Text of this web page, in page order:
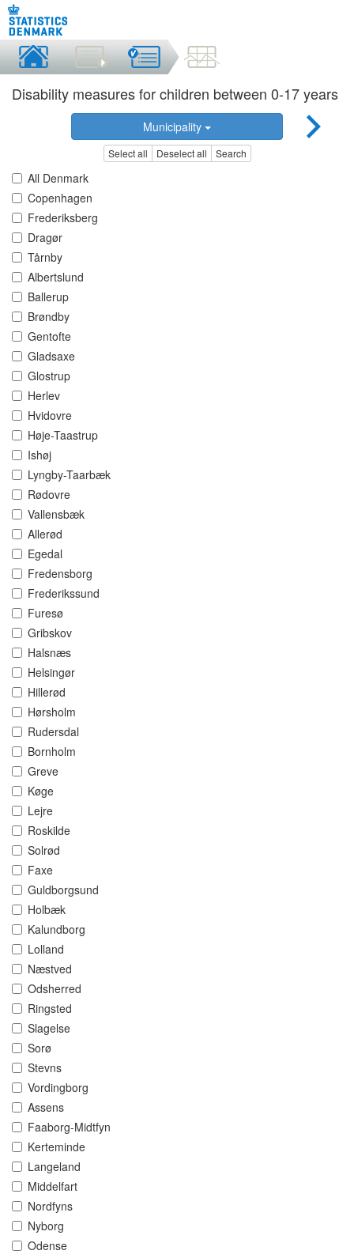
Disability measures for children between 0-17 years
Municipality
Select all Deselect all Search
All Denmark
Copenhagen
Frederiksberg
Dragør
Tårnby
Albertslund
Ballerup
Brøndby
Gentofte
Gladsaxe
Glostrup
Herlev
Hvidovre
Høje-Taastrup
Ishøj
Lyngby-Taarbæk
Rødovre
Vallensbæk
Allerød
Egedal
Fredensborg
Frederikssund
Furesø
Gribskov
Halsnæs
Helsingør
Hillerød
Hørsholm
Rudersdal
Bornholm
Greve
Køge
Lejre
Roskilde
Solrød
Faxe
Guldborgsund
Holbæk
Kalundborg
Lolland
Næstved
Odsherred
Ringsted
Slagelse
Sorø
Stevns
Vordingborg
Assens
Faaborg-Midtfyn
Kerteminde
Langeland
Middelfart
Nordfyns
Nyborg
Odense